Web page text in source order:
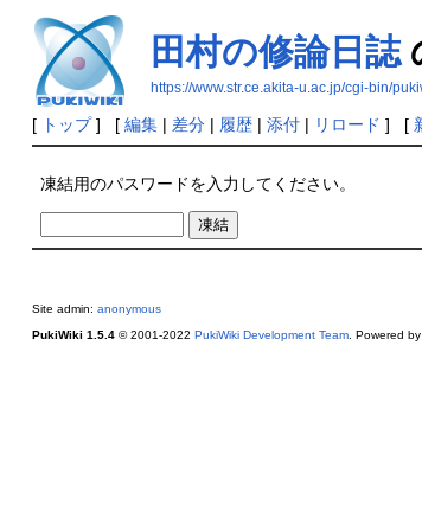
田村の修論日誌
https://www.str.ce.akita-u.ac.jp/cgi-bin/
[ トップ] [ 編集| 差分| 履歴| 添付| リロード ] [
凍結用のパスワードを入力してください。
Site admin: anonymous
PukiWiki 1.5.4© 2001-2022 PukiWiki Development Team. Powered